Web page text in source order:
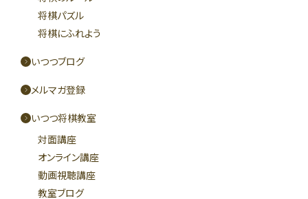
将棋パズル
将棋にふれよう
いつつブログ
メルマガ登録
いつつ将棋教室
対面講座
オンライン講座
動画視聴講座
教室ブログ